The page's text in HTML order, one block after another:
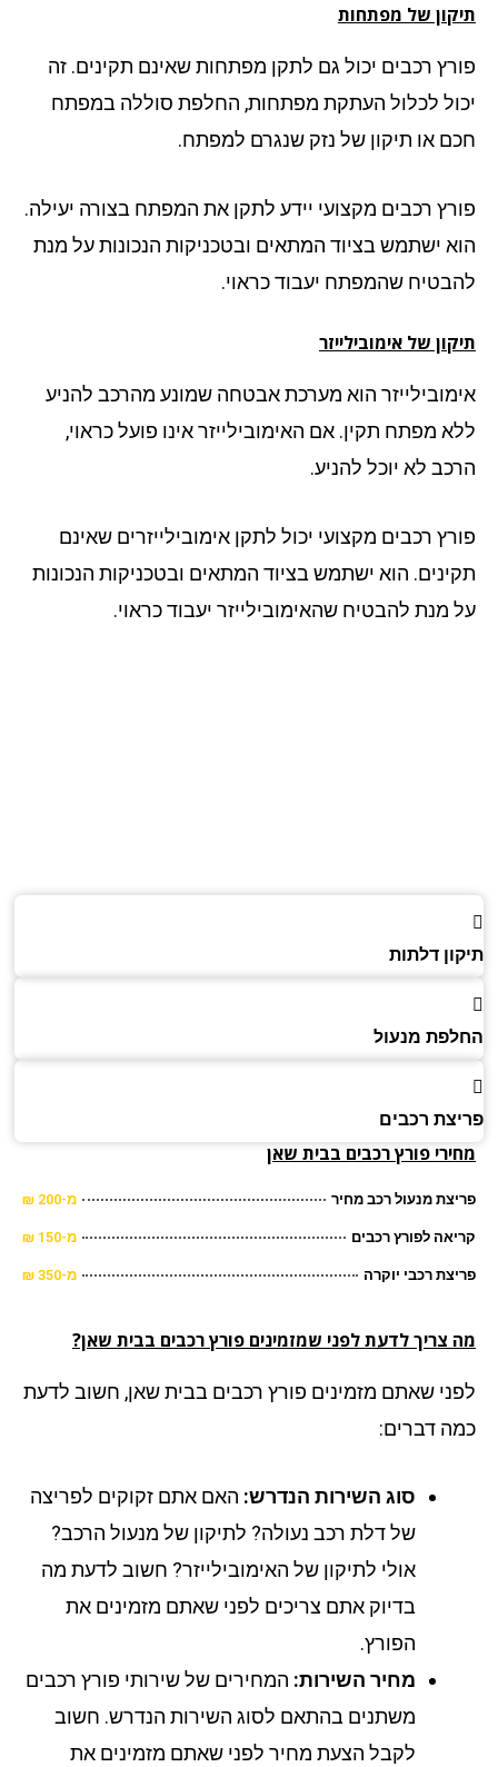
של מפתחות
רכבים יכול גם לתקן מפתחות שאינם תקינים. זה
לכלול העתקת מפתחות, החלפת סוללה במפתח
או תיקון של נזק שנגרם למפתח.
רכבים מקצועי יידע לתקן את המפתח בצורה יעילה.
ישתמש בציוד המתאים ובטכניקות הנכונות על מנת
שהמפתח יעבוד כראוי.
של אימובילייזר
הוא מערכת אבטחה שמונע מהרכב להניע
מפתח תקין. אם האימובילייזר אינו פועל כראוי,
לא יוכל להניע.
רכבים מקצועי יכול לתקן אימובילייזרים שאינם
הוא ישתמש בציוד המתאים ובטכניקות הנכונות
מנת להבטיח שהאימובילייזר יעבוד כראוי.
דלתות
מנעול
רכבים
פורץ רכביםבבית שאן
מנעול רכב מחיר מ-200 ₪
לפורץ רכבים מ-150 ₪
רכבי יוקרה מ-350 ₪
צריך לדעת לפני שמזמינים פורץ רכבים בבית שאן?
שאתם מזמינים פורץ רכבים בבית שאן, חשוב לדעת
דברים:
סוג השירות הנדרש:האם אתם זקוקים לפריצה
של דלת רכב נעולה? לתיקון של מנעול הרכב?
אולי לתיקון של האימובילייזר? חשוב לדעת מה
בדיוק אתם צריכים לפני שאתם מזמינים את
הפורץ.
מחיר השירות:המחירים של שירותי פורץ רכבים
משתנים בהתאם לסוג השירות הנדרש. חשוב
לקבל הצעת מחיר לפני שאתם מזמינים את